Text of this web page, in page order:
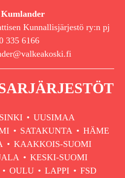
Kunnallisjärjestö ry:n pj
335 6166
UUSIMAA
SATAKUNTA
HÄME
KAAKKOIS-SUOMI
KESKI-SUOMI
OULU LAPPI FSD